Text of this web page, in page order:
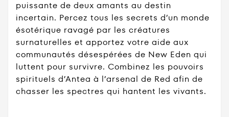
puissante de deux amants au destin
incertain. Percez tous les secrets d’un monde
ésotérique ravagé par les créatures
surnaturelles et apportez votre aide aux
communautés désespérées de New Eden qui
luttent pour survivre. Combinez les pouvoirs
spirituels d’Antea à l’arsenal de Red afin de
chasser les spectres qui hantent les vivants.